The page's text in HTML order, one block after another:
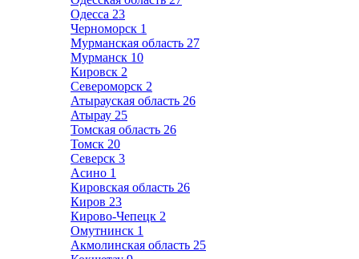
Одесса 23
Черноморск 1
Мурманская область 27
Мурманск 10
Кировск 2
Североморск 2
Атырауская область 26
Атырау 25
Томская область 26
Томск 20
Северск 3
Асино 1
Кировская область 26
Киров 23
Кирово-Чепецк 2
Омутнинск 1
Акмолинская область 25